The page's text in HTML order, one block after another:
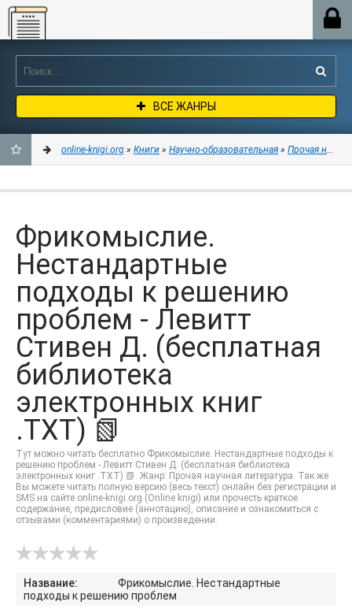
Online-knigi.org
ВСЕ ЖАНРЫ
ЗАКЛАДКИ
online-knigi.org » Книги » Научно-образовательная » Прочая
Фрикомыслие.
Нестандартные
подходы к решению
проблем - Левитт
Стивен Д. (бесплатная
библиотека
электронных книг
.TXT) 📗
Тут можно читать бесплатно Фрикомыслие. Нестандартные подходы к
решению проблем - Левитт Стивен Д. (бесплатная библиотека
электронных книг .TXT) 📗. Жанр: Прочая научная литература. Так же
Вы можете читать полную версию (весь текст) онлайн без регистрации и
SMS на сайте online-knigi.org (Online knigi) или прочесть краткое
содержание, предисловие (аннотацию), описание и ознакомиться с
отзывами (комментариями) о произведении.
Название:
Фрикомыслие. Нестандартные
подходы к решению проблем